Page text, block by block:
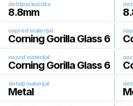
debljina kućišta
8.8mm
napred materijal
Corning Gorilla Glass 6
nazad materijal
Corning Gorilla Glass 6
detalji materijal
Metal